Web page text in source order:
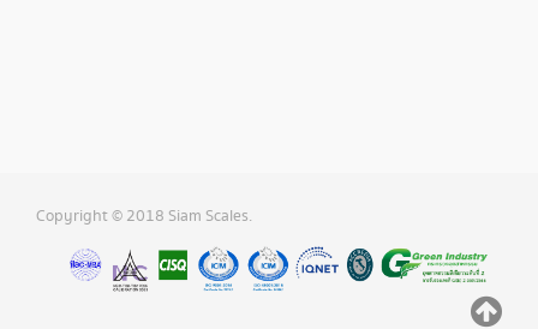
Copyright © 2018 Siam Scales.